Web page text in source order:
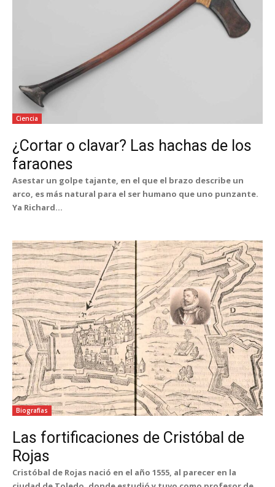
Ciencia
¿Cortar o clavar? Las hachas de los
faraones
Asestar un golpe tajante, en el que el brazo describe un
arco, es más natural para el ser humano que uno punzante.
Ya Richard...
Biografías
Las fortificaciones de Cristóbal de
Rojas
Cristóbal de Rojas nació en el año 1555, al parecer en la